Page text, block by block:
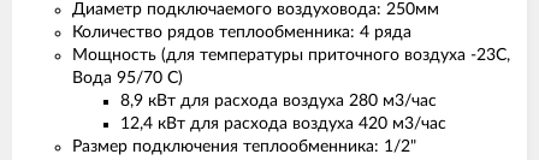
Диаметр подключаемого воздуховода: 250мм
Количество рядов теплообменника: 4 ряда
Мощность (для температуры приточного воздуха -23С,
Вода 95/70 С)
8,9 кВт для расхода воздуха 280 м3/час
12,4 кВт для расхода воздуха 420 м3/час
Размер подключения теплообменника: 1/2"